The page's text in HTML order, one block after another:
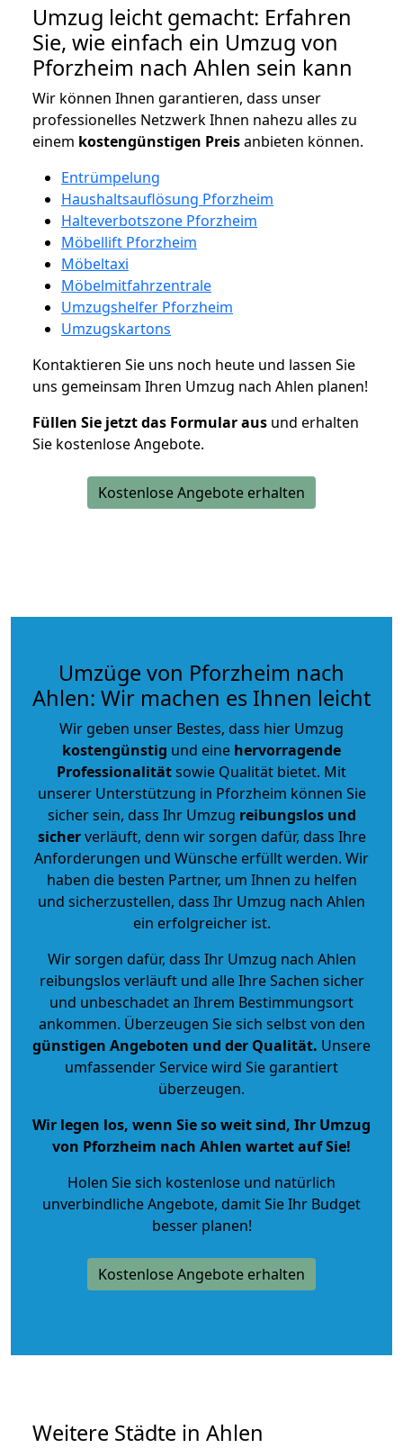
Umzug leicht gemacht: Erfahren
Sie, wie einfach ein Umzug von
Pforzheim nach Ahlen sein kann
Wir können Ihnen garantieren, dass unser
professionelles Netzwerk Ihnen nahezu alles zu
einem kostengünstigen Preisanbieten können.
Entrümpelung
Haushaltsauflösung Pforzheim
Halteverbotszone Pforzheim
Möbellift Pforzheim
Möbeltaxi
Möbelmitfahrzentrale
Umzugshelfer Pforzheim
Umzugskartons
Kontaktieren Sie uns noch heute und lassen Sie
uns gemeinsam Ihren Umzug nach Ahlen planen!
Füllen Sie jetzt das Formular aus und erhalten
Sie kostenlose Angebote.
Kostenlose Angebote erhalten
Umzüge von Pforzheim nach
Ahlen: Wir machen es Ihnen leicht
Wir geben unser Bestes, dass hier Umzug
kostengünstig und eine hervorragende
Professionalitätsowie Qualität bietet. Mit
unserer Unterstützung in Pforzheim können Sie
sicher sein, dass Ihr Umzug reibungslos und
sicherverläuft, denn wir sorgen dafür, dass Ihre
Anforderungen und Wünsche erfüllt werden. Wir
haben die besten Partner, um Ihnen zu helfen
und sicherzustellen, dass Ihr Umzug nach Ahlen
ein erfolgreicher ist.
Wir sorgen dafür, dass Ihr Umzug nach Ahlen
reibungslos verläuft und alle Ihre Sachen sicher
und unbeschadet an Ihrem Bestimmungsort
ankommen. Überzeugen Sie sich selbst von den
günstigen Angeboten und der Qualität. Unsere
umfassender Service wird Sie garantiert
überzeugen.
Wir legen los, wenn Sie so weit sind, Ihr Umzug
von Pforzheim nach Ahlen wartet auf Sie!
Holen Sie sich kostenlose und natürlich
unverbindliche Angebote, damit Sie Ihr Budget
besser planen!
Kostenlose Angebote erhalten
Weitere Städte in Ahlen